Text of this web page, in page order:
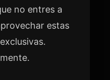
no entres a
estas